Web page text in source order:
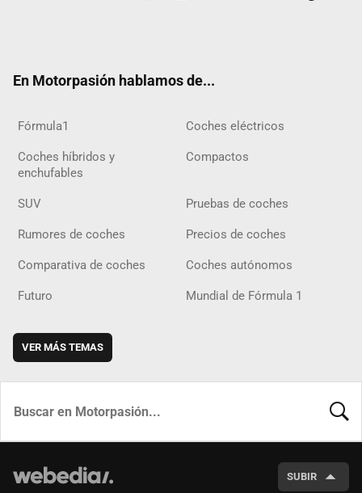
En Motorpasión hablamos de...
Fórmula1 Coches eléctricos
Coches híbridos y
enchufables
Compactos
SUV Pruebas de coches
Rumores de coches Precios de coches
Comparativa de coches Coches autónomos
Futuro Mundial de Fórmula 1
VER MÁS TEMAS
SUBIR